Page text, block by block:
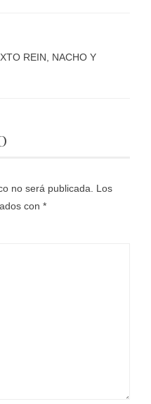
REIN, NACHO Y
no será publicada.
Los
con *